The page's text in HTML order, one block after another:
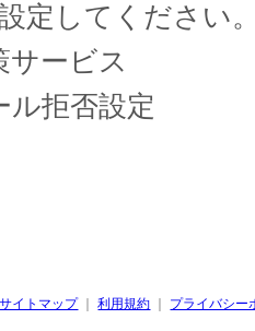
定してください
サービス
ル拒否設定
サイトマップ ｜利用規約 プライバシー